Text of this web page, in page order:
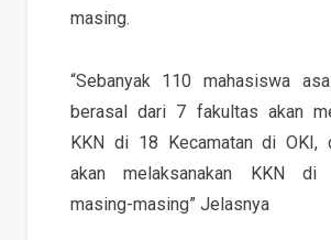
masing.
“Sebanyak 110 mahasiswa
berasal dari 7 fakultas akan
KKN di 18 Kecamatan di OKI,
akan melaksanakan KKN di
masing-masing” Jelasnya